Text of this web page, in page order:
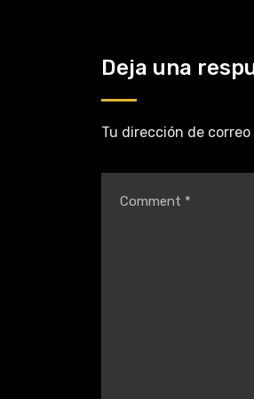
Deja una
Tu dirección de